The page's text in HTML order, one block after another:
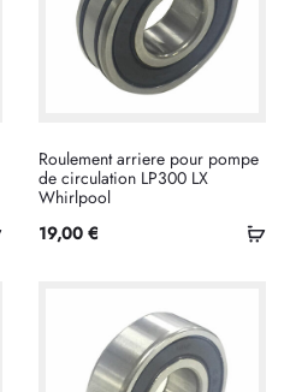
Ajouter
Roulement arriere pour pompe
de circulation LP300 LX
Whirlpool
19,00 €